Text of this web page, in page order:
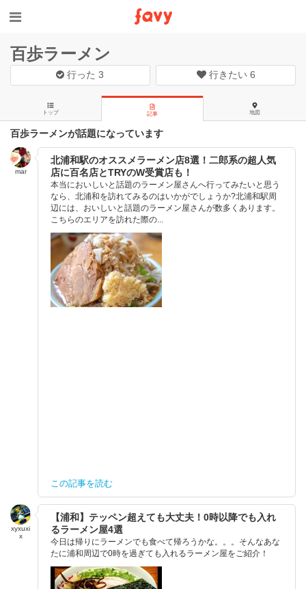
百歩ラーメン
行った3 行きたい 6
トップ 記事 地図
百歩ラーメンが話題になっています
mar
北浦和駅のオススメラーメン店8選！二郎系の超人気
店に百名店とTRYのW受賞店も！
本当においしいと話題のラーメン屋さんへ行ってみたいと思う
なら、北浦和を訪れてみるのはいかがでしょうか?北浦和駅周
辺には、おいしいと話題のラーメン屋さんが数多くあります。
こちらのエリアを訪れた際の...
この記事を読む
xyxuxi
x
【浦和】テッペン超えても大丈夫！0時以降でも入れ
るラーメン屋4選
今日は帰りにラーメンでも食べて帰ろうかな。。。そんなあな
たに浦和周辺で0時を過ぎても入れるラーメン屋をご紹介！